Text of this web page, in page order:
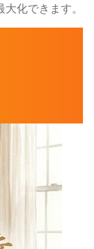
化できます。